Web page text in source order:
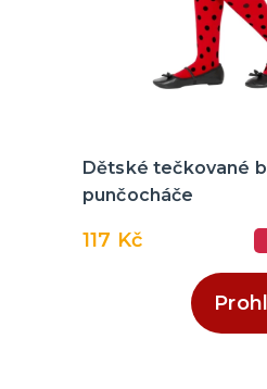
Dětské tečkované
punčocháče
117 Kč